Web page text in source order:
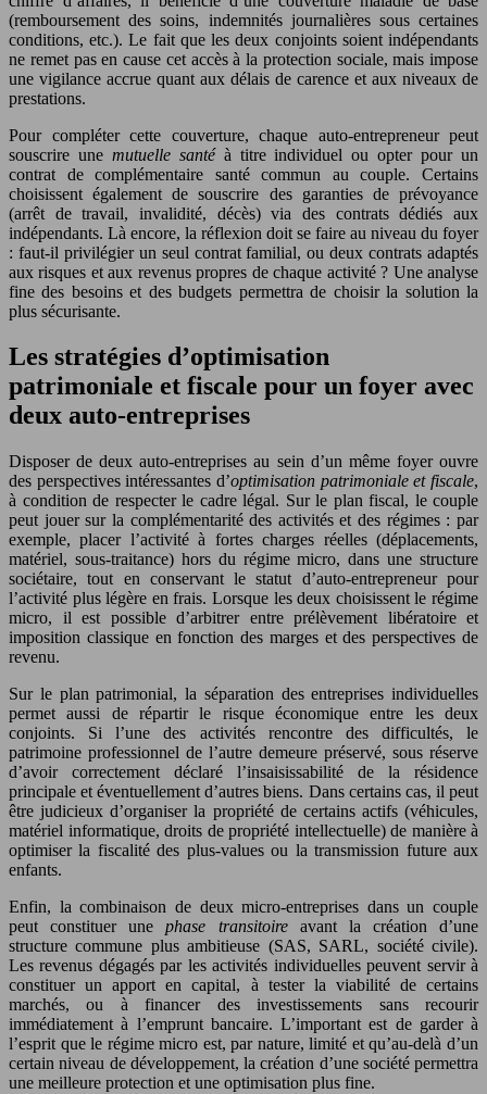
(remboursement des soins, indemnités journalières sous certaines
conditions, etc.). Le fait que les deux conjoints soient indépendants
ne remet pas en cause cet accès à la protection sociale, mais impose
une vigilance accrue quant aux délais de carence et aux niveaux de
prestations.
Pour compléter cette couverture, chaque auto-entrepreneur peut
souscrire une mutuelle santéà titre individuel ou opter pour un
contrat de complémentaire santé commun au couple. Certains
choisissent également de souscrire des garanties de prévoyance
(arrêt de travail, invalidité, décès) via des contrats dédiés aux
indépendants. Là encore, la réflexion doit se faire au niveau du foyer
: faut-il privilégier un seul contrat familial, ou deux contrats adaptés
aux risques et aux revenus propres de chaque activité ? Une analyse
fine des besoins et des budgets permettra de choisir la solution la
plus sécurisante.
Les stratégies d’optimisation
patrimoniale et fiscale pour un foyer avec
deux auto-entreprises
Disposer de deux auto-entreprises au sein d’un même foyer ouvre
des perspectives intéressantes d’optimisation patrimoniale et fiscale,
à condition de respecter le cadre légal. Sur le plan fiscal, le couple
peut jouer sur la complémentarité des activités et des régimes : par
exemple, placer l’activité à fortes charges réelles (déplacements,
matériel, sous-traitance) hors du régime micro, dans une structure
sociétaire, tout en conservant le statut d’auto-entrepreneur pour
l’activité plus légère en frais. Lorsque les deux choisissent le régime
micro, il est possible d’arbitrer entre prélèvement libératoire et
imposition classique en fonction des marges et des perspectives de
revenu.
Sur le plan patrimonial, la séparation des entreprises individuelles
permet aussi de répartir le risque économique entre les deux
conjoints. Si l’une des activités rencontre des difficultés, le
patrimoine professionnel de l’autre demeure préservé, sous réserve
d’avoir correctement déclaré l’insaisissabilité de la résidence
principale et éventuellement d’autres biens. Dans certains cas, il peut
être judicieux d’organiser la propriété de certains actifs (véhicules,
matériel informatique, droits de propriété intellectuelle) de manière à
optimiser la fiscalité des plus-values ou la transmission future aux
enfants.
Enfin, la combinaison de deux micro-entreprises dans un couple
peut constituer unephase transitoireavant la création d’une
structure commune plus ambitieuse (SAS, SARL, société civile).
Les revenus dégagés par les activités individuelles peuvent servir à
constituer un apport en capital, à tester la viabilité de certains
marchés, ou à financer des investissements sans recourir
immédiatement à l’emprunt bancaire. L’important est de garder à
l’esprit que le régime micro est, par nature, limité et qu’au-delà d’un
certain niveau de développement, la création d’une société permettra
une meilleure protection et une optimisation plus fine.